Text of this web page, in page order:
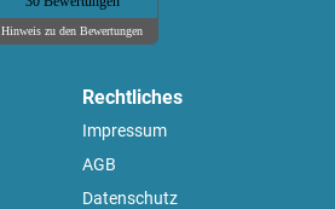
Hinweis zu den Bewertungen
Rechtliches
Impressum
AGB
Datenschutz